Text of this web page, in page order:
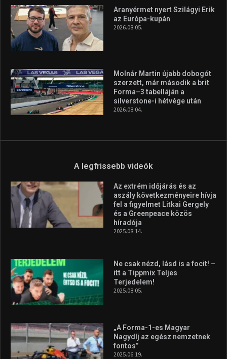
Aranyérmet nyert Szilágyi Erik
az Európa-kupán
2026.08.05.
Molnár Martin újabb dobogót
szerzett, már második a brit
Forma–3 tabelláján a
silverstone-i hétvége után
2026.08.04.
A legfrissebb videók
Az extrém időjárás és az
aszály következményeire hívja
fel a figyelmet Litkai Gergely
és a Greenpeace közös
híradója
2025.08.14.
Ne csak nézd, lásd is a focit! –
itt a Tippmix Teljes
Terjedelem!
2025.08.05.
„A Forma-1-es Magyar
Nagydíj az egész nemzetnek
fontos”
2025.06.19.